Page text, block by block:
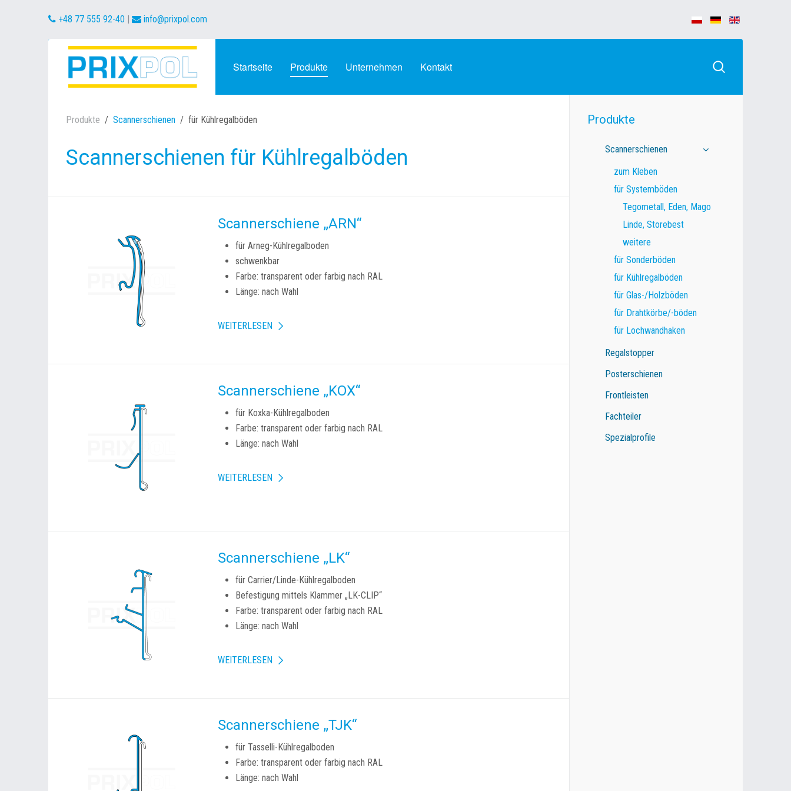
+48 77 555 92-40 | info@prixpol.com
Startseite Produkte Unternehmen Kontakt
Produkte Scannerschienen für Kühlregalböden
Scannerschienen für Kühlregalböden
Scannerschiene „ARN“
für Arneg-Kühlregalboden
schwenkbar
Farbe: transparent oder farbig nach RAL
Länge: nach Wahl
WEITERLESEN
Scannerschiene „KOX“
für Koxka-Kühlregalboden
Farbe: transparent oder farbig nach RAL
Länge: nach Wahl
WEITERLESEN
Scannerschiene „LK“
für Carrier/Linde-Kühlregalboden
Befestigung mittels Klammer „LK-CLIP“
Farbe: transparent oder farbig nach RAL
Länge: nach Wahl
WEITERLESEN
Scannerschiene „TJK“
für Tasselli-Kühlregalboden
Farbe: transparent oder farbig nach RAL
Länge: nach Wahl
Produkte
Scannerschienen
zum Kleben
für Systemböden
Tegometall, Eden, Mago
Linde, Storebest
weitere
für Sonderböden
für Kühlregalböden
für Glas-/Holzböden
für Drahtkörbe/-böden
für Lochwandhaken
Regalstopper
Posterschienen
Frontleisten
Fachteiler
Spezialprofile